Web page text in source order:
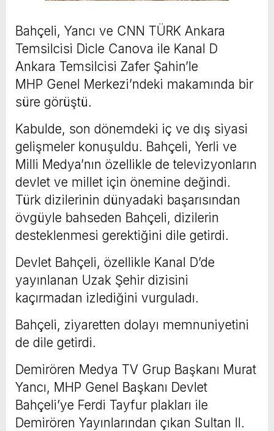
Bahçeli, Yancı ve CNN TÜRK Ankara
Temsilcisi Dicle Canova ile Kanal D
Ankara Temsilcisi Zafer Şahin’le
MHP Genel Merkezi’ndeki makamında bir
süre görüştü.
Kabulde, son dönemdeki iç ve dış siyasi
gelişmeler konuşuldu. Bahçeli, Yerli ve
Milli Medya’nın özellikle de televizyonların
devlet ve millet için önemine değindi.
Türk dizilerinin dünyadaki başarısından
övgüyle bahseden Bahçeli, dizilerin
desteklenmesi gerektiğini dile getirdi.
Devlet Bahçeli, özellikle Kanal D’de
yayınlanan Uzak Şehir dizisini
kaçırmadan izlediğini vurguladı.
Bahçeli, ziyaretten dolayı memnuniyetini
de dile getirdi.
Demirören Medya TV Grup Başkanı Murat
Yancı, MHP Genel Başkanı Devlet
Bahçeli’ye Ferdi Tayfur plakları ile
Demirören Yayınlarından çıkan Sultan II.